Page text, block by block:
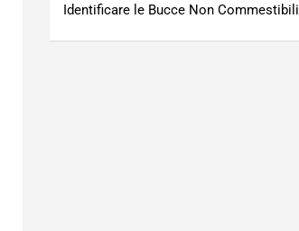
Identificare le Bucce Non Commestibili